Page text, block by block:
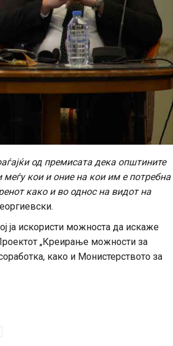
од премисата дека општините
меѓу кои и оние на кои им е потребна
како и во однос на видот на
ја искористи можноста да искаже
„Креирање можности за
како и Монистерството за